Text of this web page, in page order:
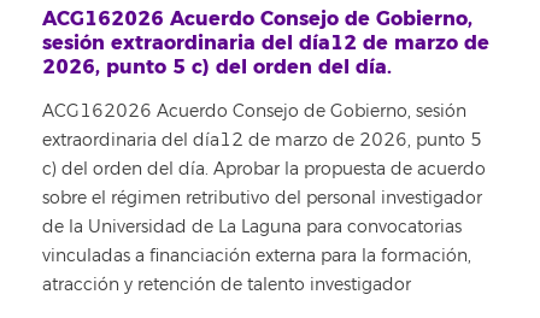
ACG162026 Acuerdo Consejo de Gobierno,
sesión extraordinaria del día12 de marzo de
2026, punto 5 c) del orden del día.
ACG162026 Acuerdo Consejo de Gobierno, sesión
extraordinaria del día12 de marzo de 2026, punto 5
c) del orden del día. Aprobar la propuesta de acuerdo
sobre el régimen retributivo del personal investigador
de la Universidad de La Laguna para convocatorias
vinculadas a financiación externa para la formación,
atracción y retención de talento investigador